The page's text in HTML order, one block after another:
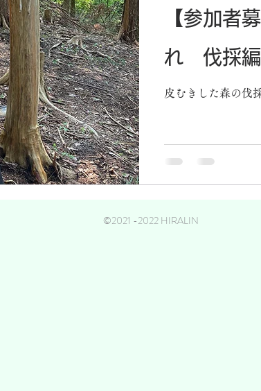
【参加者
れ 伐採編
皮むきした森の伐
©2021 -2022 HIRALIN